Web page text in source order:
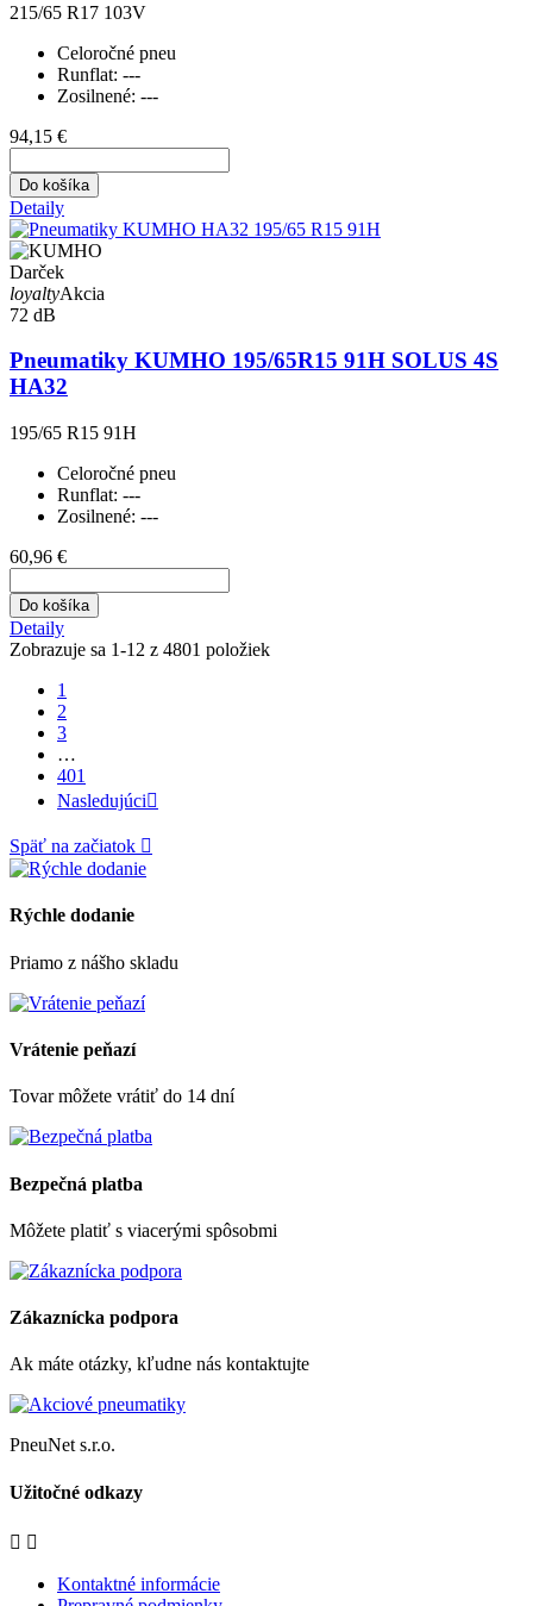
215/65 R17 103V
Celoročné pneu
Runflat: ---
Zosilnené: ---
94,15 €
Do košíka
Detaily
Darček
loyaltyAkcia
72 dB
Pneumatiky KUMHO 195/65R15 91H SOLUS 4S
HA32
195/65 R15 91H
Celoročné pneu
Runflat: ---
Zosilnené: ---
60,96 €
Do košíka
Detaily
Zobrazuje sa 1-12 z 4801 položiek
1
2
3
…
401
Nasledujúci
Späť na začiatok 
Rýchle dodanie
Priamo z nášho skladu
Vrátenie peňazí
Tovar môžete vrátiť do 14 dní
Bezpečná platba
Môžete platiť s viacerými spôsobmi
Zákaznícka podpora
Ak máte otázky, kľudne nás kontaktujte
PneuNet s.r.o.
Užitočné odkazy
 
Kontaktné informácie